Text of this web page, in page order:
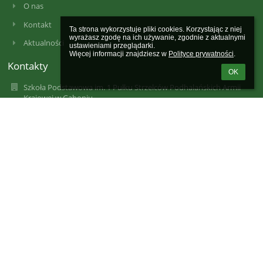
Ta strona wykorzystuje pliki cookies. Korzystając z niej
wyrażasz zgodę na ich używanie, zgodnie z aktualnymi
ustawieniami przeglądarki.
Więcej informacji znajdziesz w Polityce prywatności.
OK
O nas
Kontakt
Aktualności
Kontakty
Szkoła Podstawowa im. 1 Pułku Strzelców Podhalańskich Armii
Krajowej w Gaboniu